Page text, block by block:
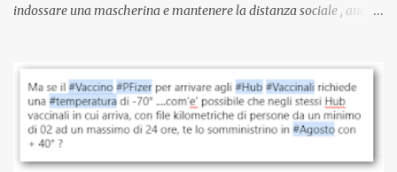
indossare una mascherina e mantenere la distanza sociale , anche
vaccinazione. Non avevamo mai sentito parlare di ricompense,
sconti, incentivi per vaccinarsi. Non avevamo mai visto
discriminazioni per coloro che non l’hanno fatto. Se non sei stato
vaccinato, nessuno aveva prima cercato di farti sentire una
persona cattiva. Non avevamo mai visto un vaccino che minacci le